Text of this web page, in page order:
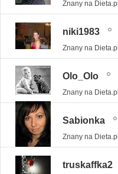
Znany na Dieta.pl
niki1983
Znany na Dieta.pl
Olo_Olo
Znany na Dieta.pl
Sabionka
Znany na Dieta.pl
truskaffka2